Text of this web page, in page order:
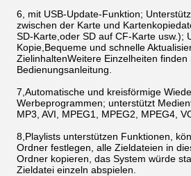
6, mit USB-Update-Funktion;
zwischen der Karte und
SD-Karte,oder SD auf CF-Karte usw.);
Kopie,Bequeme und schnelle
ZielinhaltenWeitere Einzelheiten finden
Bedienungsanleitung.
7,Automatische und kreisförmige
Werbeprogrammen; unterstützt
MP3, AVI, MPEG1, MPEG2, MPEG4,
8,Playlists unterstützen Funktionen,
Ordner festlegen, alle Zieldateien in
Ordner kopieren, das System würde
Zieldatei einzeln abspielen.